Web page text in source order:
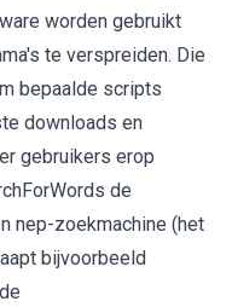
worden gebruikt
te verspreiden. Die
bepaalde scripts
downloads en
gebruikers erop
de
​​nep-zoekmachine (het
bijvoorbeeld